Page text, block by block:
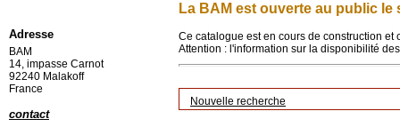
La BAM est ouverte au public le
Ce catalogue est en cours de construction
Attention : l'information sur la disponibilité
Nouvelle recherche
Adresse
BAM
14, impasse Carnot
92240 Malakoff
France
contact